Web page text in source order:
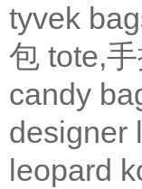
tyvek
包 tote,
candy
designer
leopard